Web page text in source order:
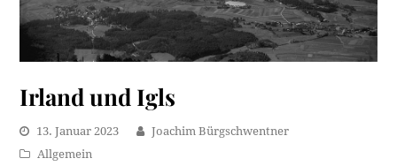
Irland und Igls
13. Januar 2023
Joachim Bürgschwentner
Allgemein